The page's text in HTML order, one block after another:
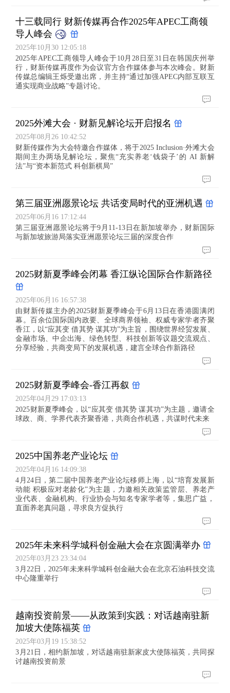
十三载同行 财新传媒再合作2025年APEC工商领
导人峰会
2025年10月30 12:05:18
2025年APEC工商领导人峰会于10月28日至31日在韩国庆州举
行，财新传媒再度作为会议官方合作媒体参与本次峰会。财新
传媒总编辑王烁受邀出席，并主持“通过加强APEC内部互联互
通实现商业战略”专题讨论。
2025外滩大会 · 财新见解论坛开启报名
2025年08月26 10:42:52
财新传媒作为大会特邀合作媒体，将于2025 Inclusion·外滩大会
期间主办两场见解论坛，聚焦“充实养老‘钱袋子’的 AI 新解
法”与“资本新范式 科创新棋局”
第三届亚洲愿景论坛 共话变局时代的亚洲机遇
2025年06月16 17:12:44
第三届亚洲愿景论坛将于9月11-13日在新加坡举办，财新国际
与新加坡旅游局落实亚洲愿景论坛三届的深度合作
2025财新夏季峰会闭幕 香江纵论国际合作新路径
2025年06月16 16:57:38
由财新传媒主办的2025财新夏季峰会于6月13日在香港圆满闭
幕。百余位国际国内政要、全球商界领袖、权威专家学者齐聚
香江，以“应其变 借其势 谋其功”为主旨，围绕世界经贸发展、
金融市场、中企出海、绿色转型、科技创新等议题交流观点、
分享经验，共商变局下的发展机遇，建言全球合作新路径
2025财新夏季峰会-香江再叙
2025年04月29 17:03:13
2025财新夏季峰会，以“应其变 借其势 谋其功”为主题，邀请全
球政、商、学界代表齐聚香港，共商合作机遇，共谋时代未来
2025中国养老产业论坛
2025年04月16 14:09:38
4月24日，第二届中国养老产业论坛移师上海，以“培育发展新
动能 积极应对老龄化”为主题，力邀相关政策监管层、养老产
业代表、金融机构、行业协会与知名专家学者等，集思广益，
直面养老真问题，寻求良方促执行
2025年未来科学城科创金融大会在京圆满举办
2025年03月23 23:34:04
3月22日，2025年未来科学城科创金融大会在北京石油科技交流
中心隆重举行
越南投资前景——从政策到实践：对话越南驻新
加坡大使陈福英
2025年03月19 15:38:52
3月21日，相约新加坡，对话越南驻新家皮大使陈福英，共同探
讨越南投资前景